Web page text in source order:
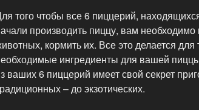
того чтобы все 6 пиццерий,
производить пиццу, вам
кормить их. Все это делается для
ингредиенты для вашей
ваших 6 пиццерий имеет свой секрет
– до экзотических.